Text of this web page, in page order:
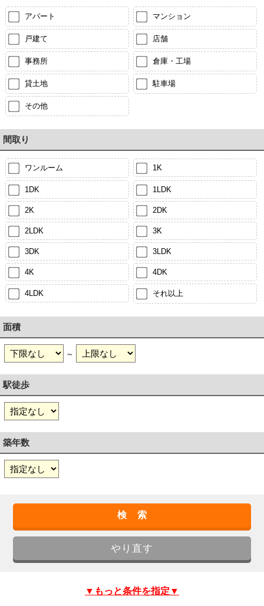
アパート マンション
戸建て 店舗
事務所 倉庫・工場
貸土地 駐車場
その他
間取り
ワンルーム 1K
1DK 1LDK
2K 2DK
2LDK 3K
3DK 3LDK
4K 4DK
4LDK それ以上
面積
～
駅徒歩
築年数
▼もっと条件を指定▼